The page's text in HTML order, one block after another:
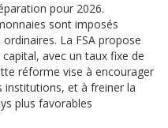
pour 2026.
sont imposés
La FSA propose
avec un taux fixe de
réforme vise à encourager
institutions, et à freiner la
plus favorables